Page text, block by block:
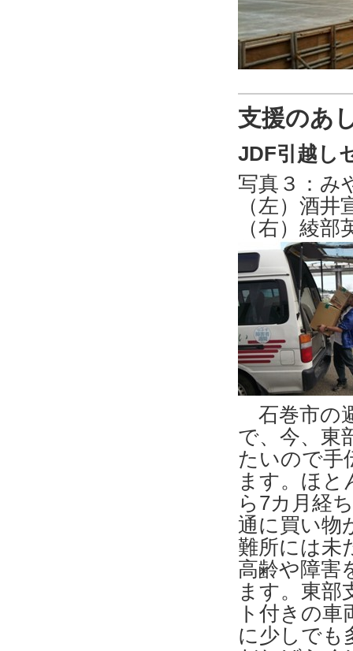
支援のあ
JDF引越し
写真３：
（左）酒
（右）綾
石巻市の
で、今、東
たいので手
ます。ほと
ら7カ月経
通に買い物
難所には未
高齢や障害
ます。東部
ト付きの
に少しでも